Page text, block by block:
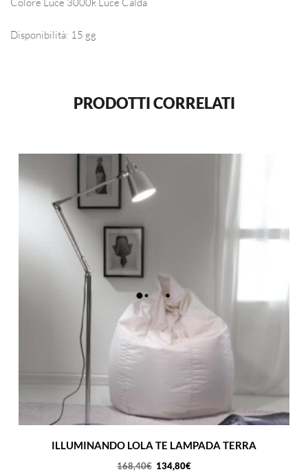
Disponibilità: 15 gg
PRODOTTI CORRELATI
ILLUMINANDO LOLA TE LAMPADA TERRA
168,40€ Il134,80€Il